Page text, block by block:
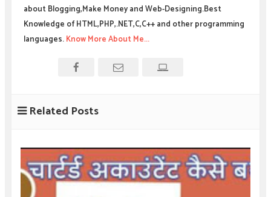
about Blogging,Make Money and Web-Designing.Best
Knowledge of HTML,PHP,.NET,C,C++ and other programming
languages.Know More About Me...
Related Posts